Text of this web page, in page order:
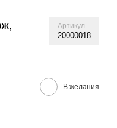
Артикул
20000018
В желания